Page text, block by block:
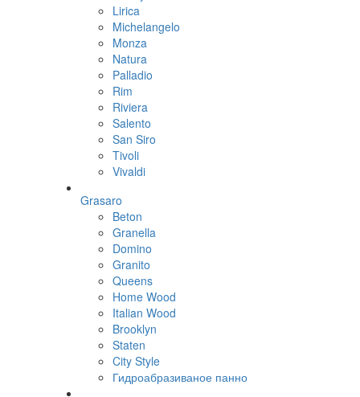
Lirica
Michelangelo
Monza
Natura
Palladio
Rim
Riviera
Salento
San Siro
Tivoli
Vivaldi
Grasaro
Beton
Granella
Domino
Granito
Queens
Home Wood
Italian Wood
Brooklyn
Staten
City Style
Гидроабразиваное панно